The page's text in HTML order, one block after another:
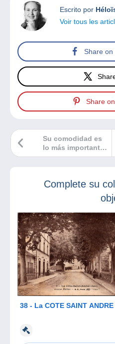
Escrito por
Voir tous les
Share
Share
Su comodidad es
lo más importante:
¡una navegación
Complete su